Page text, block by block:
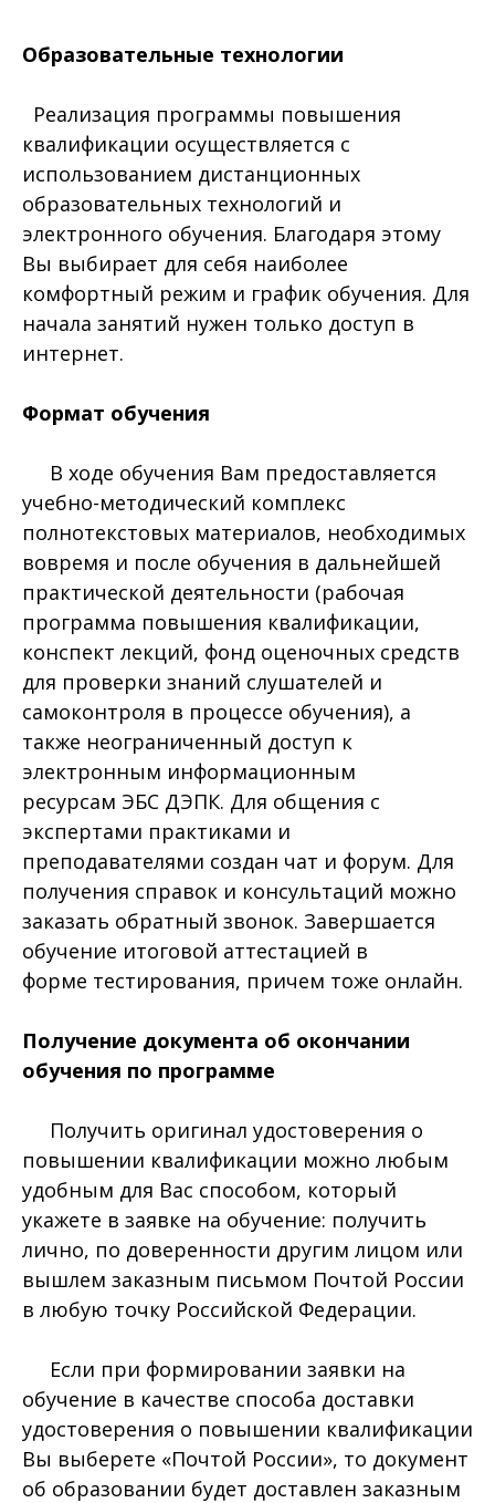
Образовательные технологии
Реализация программы повышения
квалификации осуществляется с
использованием дистанционных
образовательных технологий и
электронного обучения. Благодаря этому
Вы выбирает для себя наиболее
комфортный режим и график обучения. Для
начала занятий нужен только доступ в
интернет.
Формат обучения
В ходе обучения Вам предоставляется
учебно-методический комплекс
полнотекстовых материалов, необходимых
вовремя и после обучения в дальнейшей
практической деятельности (рабочая
программа повышения квалификации,
конспект лекций, фонд оценочных средств
для проверки знаний слушателей и
самоконтроля в процессе обучения), а
также неограниченный доступ к
электронным информационным
ресурсам ЭБС ДЭПК. Для общения с
экспертами практиками и
преподавателями создан чат и форум. Для
получения справок и консультаций можно
заказать обратный звонок. Завершается
обучение итоговой аттестацией в
форме тестирования, причем тоже онлайн.
Получение документа об окончании
обучения по программе
Получить оригинал удостоверения о
повышении квалификации можно любым
удобным для Вас способом, который
укажете в заявке на обучение: получить
лично, по доверенности другим лицом или
вышлем заказным письмом Почтой России
в любую точку Российской Федерации.
Если при формировании заявки на
обучение в качестве способа доставки
удостоверения о повышении квалификации
Вы выберете «Почтой России», то документ
об образовании будет доставлен заказным